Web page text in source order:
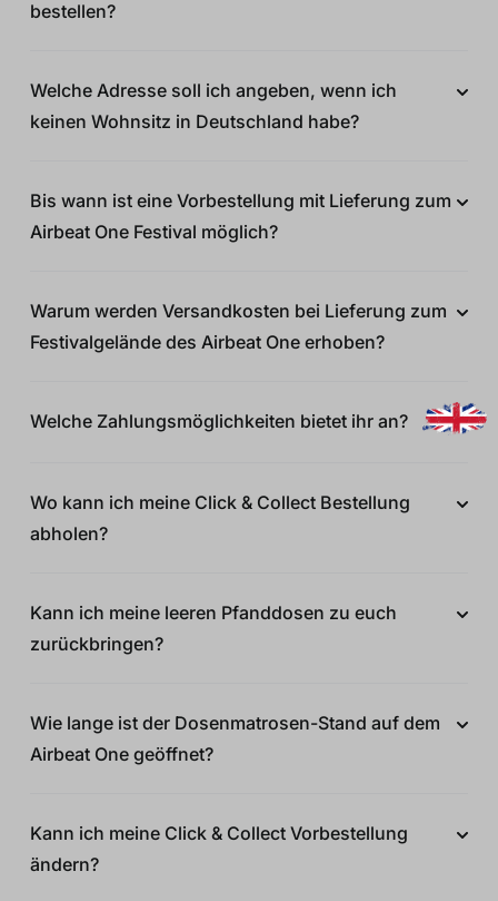
bestellen?
Welche Adresse soll ich angeben, wenn ich
keinen Wohnsitz in Deutschland habe?
Bis wann ist eine Vorbestellung mit Lieferung zum
Airbeat One Festival möglich?
Warum werden Versandkosten bei Lieferung zum
Festivalgelände des Airbeat One erhoben?
Welche Zahlungsmöglichkeiten bietet ihr an?
Wo kann ich meine Click & Collect Bestellung
abholen?
Kann ich meine leeren Pfanddosen zu euch
zurückbringen?
Wie lange ist der Dosenmatrosen-Stand auf dem
Airbeat One geöffnet?
Kann ich meine Click & Collect Vorbestellung
ändern?